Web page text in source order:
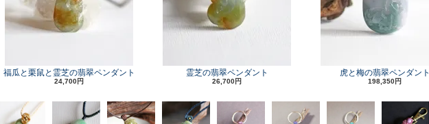
福瓜と栗鼠と霊芝の翡翠ペンダント
24,700円
霊芝の翡翠ペンダント
26,700円
虎と梅の翡翠ペンダント
198,350円